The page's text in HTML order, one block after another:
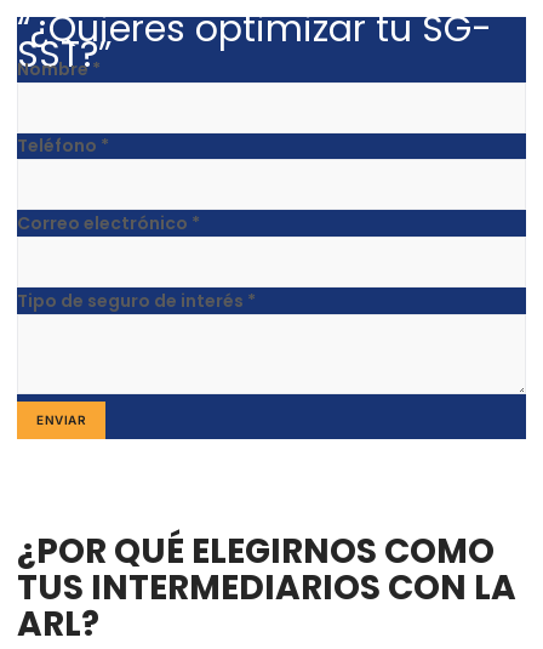
“¿Quieres optimizar tu SG-
SST?”
Nombre*
Teléfono *
Teléfono
Correo electrónico *
Tipo de seguro de interés *
ENVIAR
¿POR QUÉ ELEGIRNOS COMO
TUS INTERMEDIARIOS CON LA
ARL?